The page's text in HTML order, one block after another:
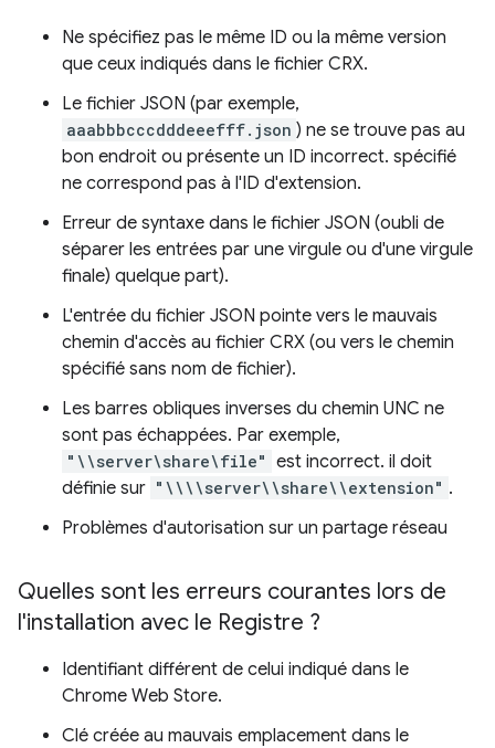
Ne spécifiez pas le même ID ou la même version
que ceux indiqués dans le fichier CRX.
Le fichier JSON (par exemple,
aaabbbcccdddeeefff.json ) ne se trouve pas au
bon endroit ou présente un ID incorrect. spécifié
ne correspond pas à l'ID d'extension.
Erreur de syntaxe dans le fichier JSON (oubli de
séparer les entrées par une virgule ou d'une virgule
finale) quelque part).
L'entrée du fichier JSON pointe vers le mauvais
chemin d'accès au fichier CRX (ou vers le chemin
spécifié sans nom de fichier).
Les barres obliques inverses du chemin UNC ne
sont pas échappées. Par exemple,
"\\server\share\file" est incorrect. il doit
définie sur "\\\\server\\share\\extension" .
Problèmes d'autorisation sur un partage réseau
Quelles sont les erreurs courantes lors de
l'installation avec le Registre ?
Identifiant différent de celui indiqué dans le
Chrome Web Store.
Clé créée au mauvais emplacement dans le